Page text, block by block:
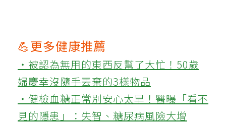
💪更多健康推薦
‧被認為無用的東西反幫了大忙！50歲
婦慶幸沒隨手丟棄的3樣物品
‧健檢血糖正常別安心太早！醫曝「看不
見的隱患」：失智、糖尿病風險大增